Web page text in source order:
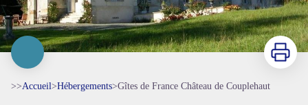
Imprimer
>>Accueil>Hébergements>Gîtes de France Château de Couplehaut